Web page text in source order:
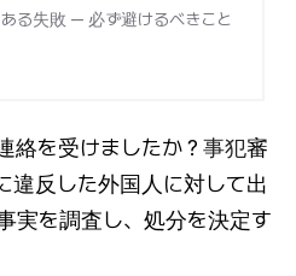
る失敗 — 必ず避けるべきこと
絡を受けましたか？ 事犯審
違反した外国人に対して出
実を調査し、処分を決定す